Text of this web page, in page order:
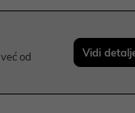
od Vidi